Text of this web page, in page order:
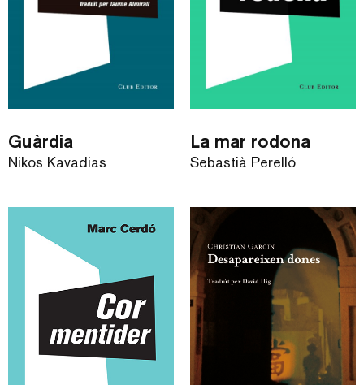
Guàrdia
Nikos Kavadias
La mar rodona
Sebastià Perelló